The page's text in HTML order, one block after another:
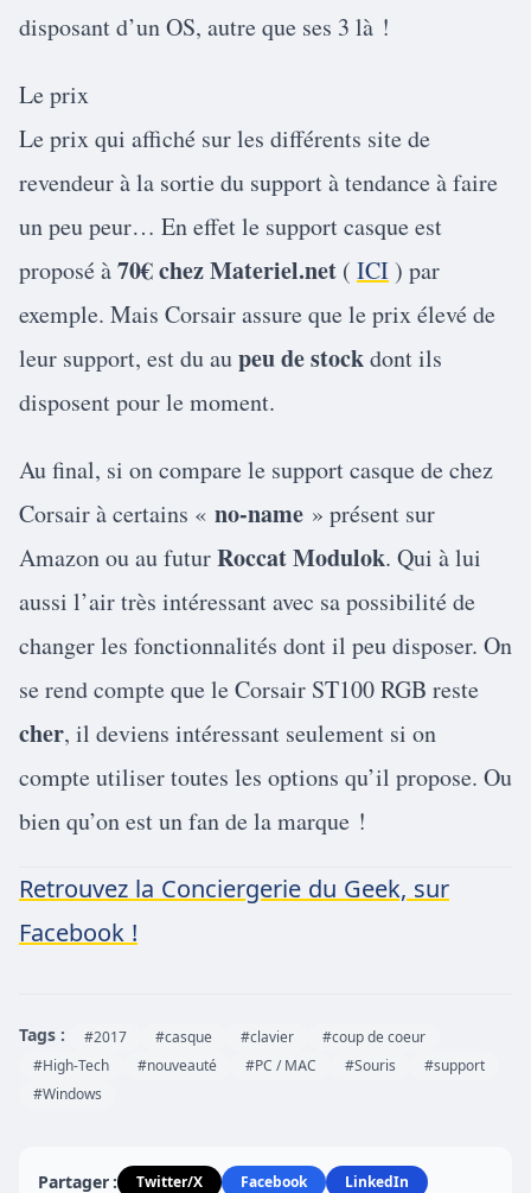
disposant d’un OS, autre que ses 3 là !
Le prix
Le prix qui affiché sur les différents site de
revendeur à la sortie du support à tendance à faire
un peu peur… En effet le support casque est
proposé à70€ chez Materiel.net ( ICI) par
exemple. Mais Corsair assure que le prix élevé de
leur support, est du aupeu de stockdont ils
disposent pour le moment.
Au final, si on compare le support casque de chez
Corsair à certains « no-name » présent sur
Amazon ou au futurRoccat Modulok. Qui à lui
aussi l’air très intéressant avec sa possibilité de
changer les fonctionnalités dont il peu disposer. On
se rend compte que le Corsair ST100 RGB reste
cher, il deviens intéressant seulement si on
compte utiliser toutes les options qu’il propose. Ou
bien qu’on est un fan de la marque !
Retrouvez la Conciergerie du Geek, sur
Facebook !
Tags : #2017 #casque #clavier
#coup de coeur
#High-Tech
#nouveauté #PC / MAC #Souris
#support
#Windows
Partager : Twitter/X Facebook
LinkedIn